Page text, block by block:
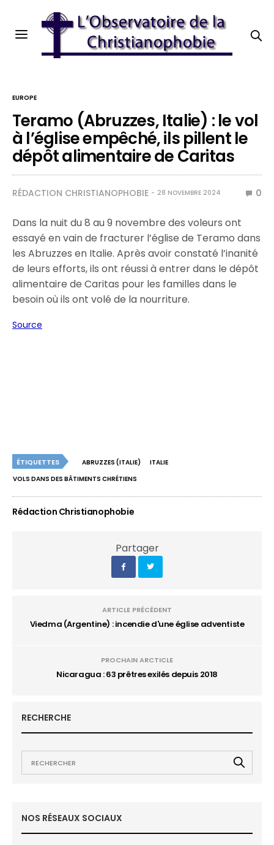
EUROPE
Teramo (Abruzzes, Italie) : le vol
à l’église empêché, ils pillent le
dépôt alimentaire de Caritas
RÉDACTION CHRISTIANOPHOBIE 28 NOVEMBRE 2024 0
Dans la nuit du 8 au 9 novembre des voleurs ont
essayé en vain de fracturer l’église de Teramo dans
les Abruzzes en Italie. Après avoir constaté l’inanité
de leurs efforts, ils ont réussi à entrer dans le dépôt
alimentaire de Caritas pour les familles dans le
besoin où ils ont volé de la nourriture.
Source
ÉTIQUETTES ABRUZZES (ITALIE)
ITALIE
VOLS DANS DES BÂTIMENTS CHRÉTIENS
Rédaction Christianophobie
Partager
ARTICLE PRÉCÉDENT
Viedma (Argentine) : incendie d'une église adventiste
PROCHAIN ARCTICLE
Nicaragua : 63 prêtres exilés depuis 2018
RECHERCHE
NOS RÉSEAUX SOCIAUX